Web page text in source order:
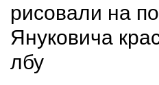
рисовали на
Януковича
лбу